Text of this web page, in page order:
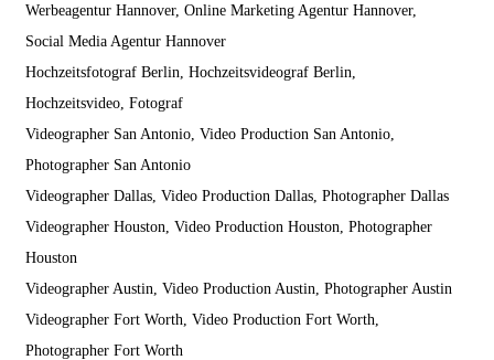
Werbeagentur Hannover, Online Marketing Agentur Hannover,
Social Media Agentur Hannover
Hochzeitsfotograf Berlin, Hochzeitsvideograf Berlin,
Hochzeitsvideo, Fotograf
Videographer San Antonio, Video Production San Antonio,
Photographer San Antonio
Videographer Dallas, Video Production Dallas, Photographer Dallas
Videographer Houston, Video Production Houston, Photographer
Houston
Videographer Austin, Video Production Austin, Photographer Austin
Videographer Fort Worth, Video Production Fort Worth,
Photographer Fort Worth